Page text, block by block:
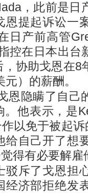
，此前是日
恩提起诉讼一
日产前高管
控在日本出台
协助戈恩在8
）的薪酬。
隐瞒了自己
他表示，是
以免于被起
给自己开了想
得有必要解雇
斥了戈恩担
经济部拒绝发